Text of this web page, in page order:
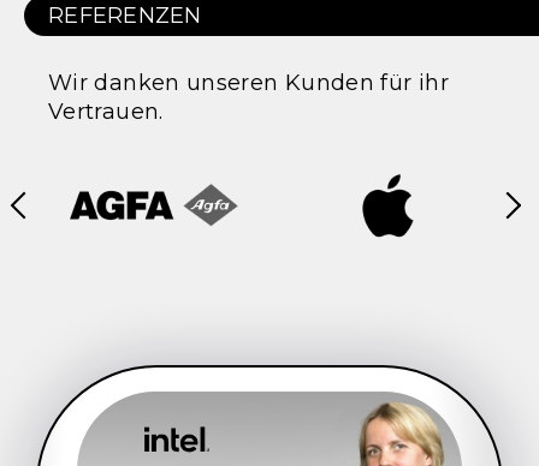
REFERENZEN
Wir danken unseren Kunden für ihr
Vertrauen.